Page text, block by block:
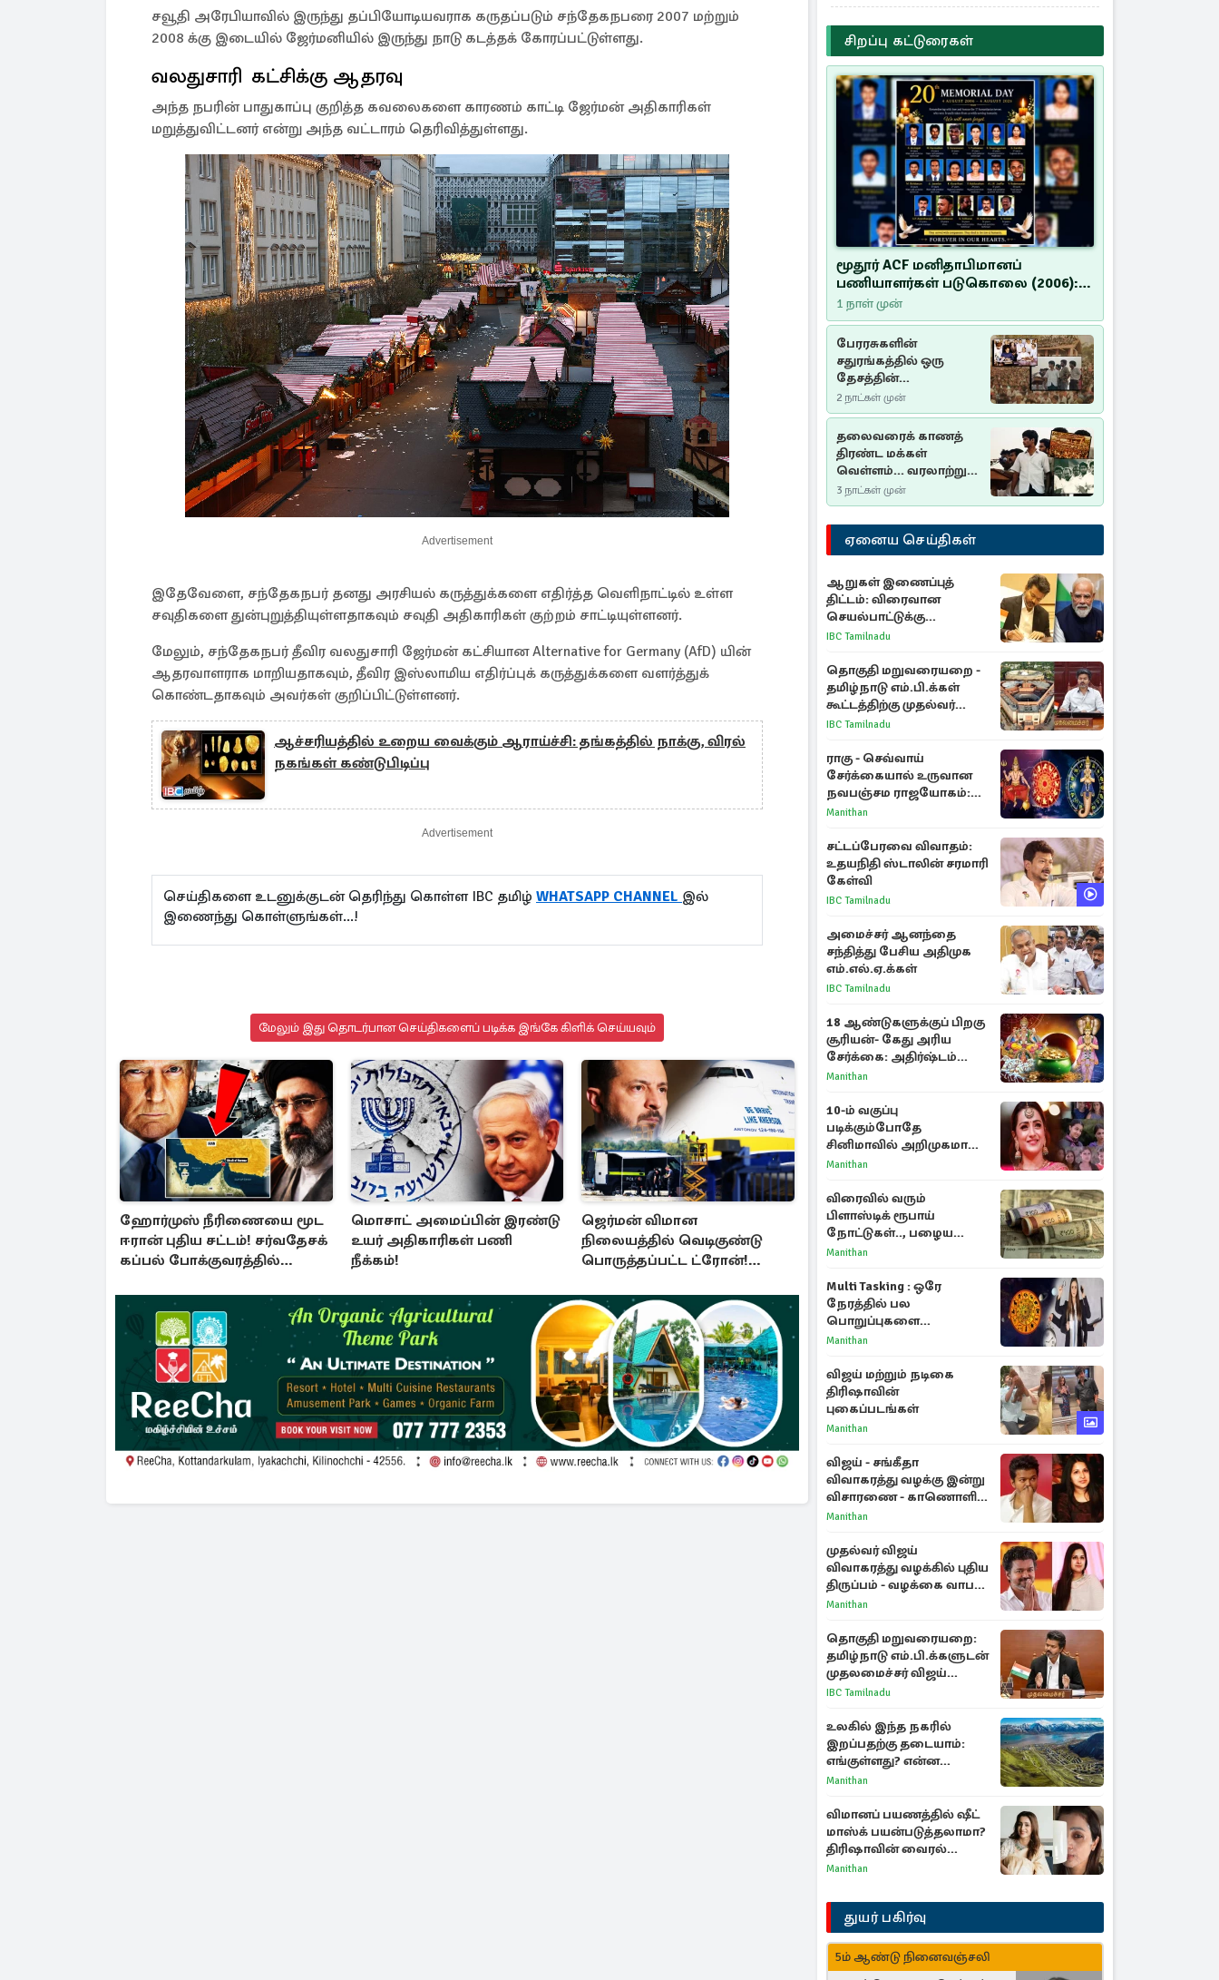
சவூதி அரேபியாவில் இருந்து தப்பியோடியவராக கருதப்படும் சந்தேகநபரை 2007 மற்றும்
2008 க்கு இடையில் ஜேர்மனியில் இருந்து நாடு கடத்தக் கோரப்பட்டுள்ளது.
வலதுசாரி கட்சிக்கு ஆதரவு
அந்த நபரின் பாதுகாப்பு குறித்த கவலைகளை காரணம் காட்டி ஜேர்மன் அதிகாரிகள்
மறுத்துவிட்டனர் என்று அந்த வட்டாரம் தெரிவித்துள்ளது.
Advertisement
இதேவேளை, சந்தேகநபர் தனது அரசியல் கருத்துக்களை எதிர்த்த வெளிநாட்டில் உள்ள
சவுதிகளை துன்புறுத்தியுள்ளதாகவும் சவுதி அதிகாரிகள் குற்றம் சாட்டியுள்ளனர்.
மேலும், சந்தேகநபர் தீவிர வலதுசாரி ஜேர்மன் கட்சியான Alternative for Germany (AfD) யின்
ஆதரவாளராக மாறியதாகவும், தீவிர இஸ்லாமிய எதிர்ப்புக் கருத்துக்களை வளர்த்துக்
கொண்டதாகவும் அவர்கள் குறிப்பிட்டுள்ளனர்.
ஆச்சரியத்தில் உறைய வைக்கும் ஆராய்ச்சி: தங்கத்தில் நாக்கு, விரல்
நகங்கள் கண்டுபிடிப்பு
Advertisement
செய்திகளை உடனுக்குடன் தெரிந்து கொள்ள IBC தமிழ் WHATSAPP CHANNEL இல்
இணைந்து கொள்ளுங்கள்...!
மேலும் இது தொடர்பான செய்திகளைப் படிக்க இங்கே கிளிக் செய்யவும்
ஹோர்முஸ் நீரிணையை மூட
ஈரான் புதிய சட்டம்! சர்வதேசக்
கப்பல் போக்குவரத்தில்
மொசாட் அமைப்பின் இரண்டு
உயர் அதிகாரிகள் பணி
நீக்கம்!
ஜெர்மன் விமான
நிலையத்தில் வெடிகுண்டு
பொருத்தப்பட்ட ட்ரோன்!
இருக்கலாம்..!
எழுமாற்றாக அகழ்வு
சிறப்பு கட்டுரைகள்
மூதூர் ACF மனிதாபிமானப்
பணியாளர்கள் படுகொலை (2006):
20 ஆண்டுகளாகியும் நீதி
மறுக்கப்பட்ட மனிதாபிமானப்
பேரவலம்
1 நாள் முன்
பேரரசுகளின்
சதுரங்கத்தில் ஒரு
தேசத்தின்
தீர்க்கதரிசனம் :
சுதுமலை பிரகடனம்
ஒரு வரலாற்றுப் பாடம்
2 நாட்கள் முன்
தலைவரைக் காணத்
திரண்ட மக்கள்
வெள்ளம்... வரலாற்றுச்
சிறப்புமிக்க சுதுமலைப்
பிரகடனம்…
3 நாட்கள் முன்
ஏனைய செய்திகள்
ஆறுகள் இணைப்புத்
திட்டம்: விரைவான
செயல்பாட்டுக்கு
பிரதமருக்கு முதலமைச்சர்
IBC Tamilnadu
தொகுதி மறுவரையறை -
தமிழ்நாடு எம்.பி.க்கள்
கூட்டத்திற்கு முதல்வர்
விஜய் அழைப்பு
IBC Tamilnadu
ராகு - செவ்வாய்
சேர்க்கையால் உருவான
நவபஞ்சம ராஜயோகம்:
அதிர்ஷ்டம் பெறும் 3
Manithan
சட்டப்பேரவை விவாதம்:
உதயநிதி ஸ்டாலின் சரமாரி
கேள்வி
IBC Tamilnadu
அமைச்சர் ஆனந்தை
சந்தித்து பேசிய அதிமுக
எம்.எல்.ஏ.க்கள்
IBC Tamilnadu
18 ஆண்டுகளுக்குப் பிறகு
சூரியன்- கேது அரிய
சேர்க்கை: அதிர்ஷ்டம்
பெறும் 3 ராசிகள்!
Manithan
10-ம் வகுப்பு
படிக்கும்போதே
சினிமாவில் அறிமுகமான
த்ரிஷா! உண்மையை
காந்தி
Manithan
விரைவில் வரும்
பிளாஸ்டிக் ரூபாய்
நோட்டுகள்.., பழைய
காகித நோட்டுகள்
Manithan
Multi Tasking : ஒரே
நேரத்தில் பல
பொறுப்புகளை
கையாளும் டாப் 3 ராசிகள்!
Manithan
விஜய் மற்றும் நடிகை
திரிஷாவின்
புகைப்படங்கள்
Manithan
விஜய் - சங்கீதா
விவாகரத்து வழக்கு இன்று
விசாரணை - காணொளி
மூலம் ஆஜராக வாய்ப்பு
Manithan
முதல்வர் விஜய்
விவாகரத்து வழக்கில் புதிய
திருப்பம் - வழக்கை வாபஸ்
பெற்ற சங்கீதா!
Manithan
தொகுதி மறுவரையறை:
தமிழ்நாடு எம்.பி.க்களுடன்
முதலமைச்சர் விஜய்
ஆலோசனை
IBC Tamilnadu
உலகில் இந்த நகரில்
இறப்பதற்கு தடையாம்:
எங்குள்ளது? என்ன
காரணம் தெரியுமா?
Manithan
விமானப் பயணத்தில் ஷீட்
மாஸ்க் பயன்படுத்தலாமா?
திரிஷாவின் வைரல்
செல்ஃபிக்கு மருத்துவர்
Manithan
துயர் பகிர்வு
5ம் ஆண்டு நினைவஞ்சலி